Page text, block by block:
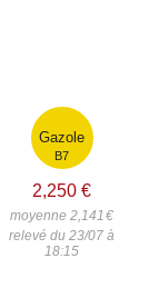
Gazole
B7
2,250 €
moyenne 2,141 €
relevé du 23/07 à
18:15